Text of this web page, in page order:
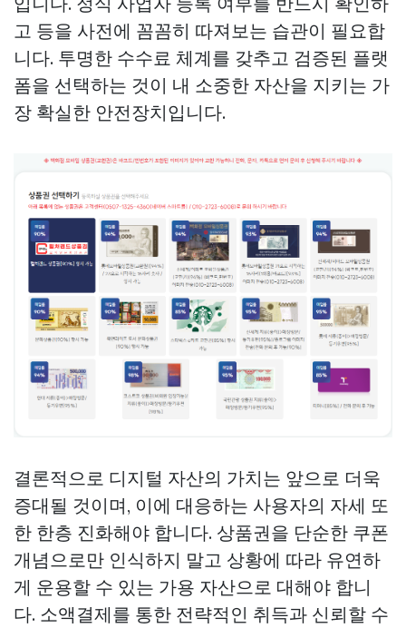
고 등을 사전에 꼼꼼히 따져보는 습관이 필요합
니다. 투명한 수수료 체계를 갖추고 검증된 플랫
폼을 선택하는 것이 내 소중한 자산을 지키는 가
장 확실한 안전장치입니다.
결론적으로 디지털 자산의 가치는 앞으로 더욱
증대될 것이며, 이에 대응하는 사용자의 자세 또
한 한층 진화해야 합니다. 상품권을 단순한 쿠폰
개념으로만 인식하지 말고 상황에 따라 유연하
게 운용할 수 있는 가용 자산으로 대해야 합니
다. 소액결제를 통한 전략적인 취득과 신뢰할 수